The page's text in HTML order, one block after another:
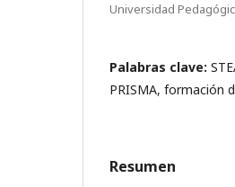
Universidad
Palabras clave:
PRISMA, formación
Resumen